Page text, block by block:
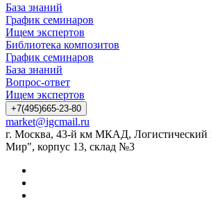
База знаний
График семинаров
Ищем экспертов
Библиотека композитов
График семинаров
База знаний
Вопрос-ответ
Ищем экспертов
+7(495)665-23-80
market@igcmail.ru
г. Москва, 43-й км МКАД, Логистический
Мир", корпус 13, склад №3